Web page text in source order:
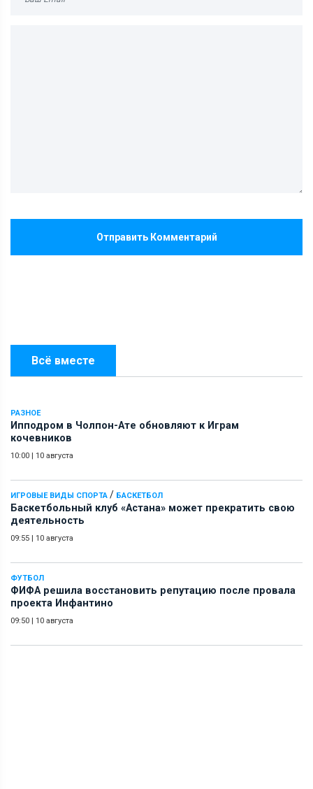
Всё вместе
РАЗНОЕ
Ипподром в Чолпон-Ате обновляют к Играм
кочевников
10:00 | 10 августа
ИГРОВЫЕ ВИДЫ СПОРТА / БАСКЕТБОЛ
Баскетбольный клуб «Астана» может прекратить свою
деятельность
09:55 | 10 августа
ФУТБОЛ
ФИФА решила восстановить репутацию после провала
проекта Инфантино
09:50 | 10 августа
Отправить Комментарий